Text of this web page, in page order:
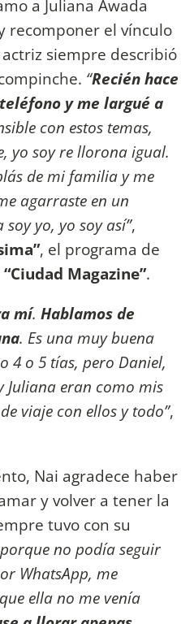
a Juliana Awada
recomponer el vínculo
siempre describió
“Recién hace
y me largué a
con estos temas,
yo soy re llorona igual.
de mi familia y me
agarraste en un
yo, yo soy así”,
, el programa de
“Ciudad Magazine”.
mí. Hablamos de
. Es una muy buena
4 o 5 tías, pero Daniel,
eran como mis
viaje con ellos y todo”,
Nai agradece haber
y volver a tener la
tuvo con su
no podía seguir
WhatsApp, me
ella no me venía